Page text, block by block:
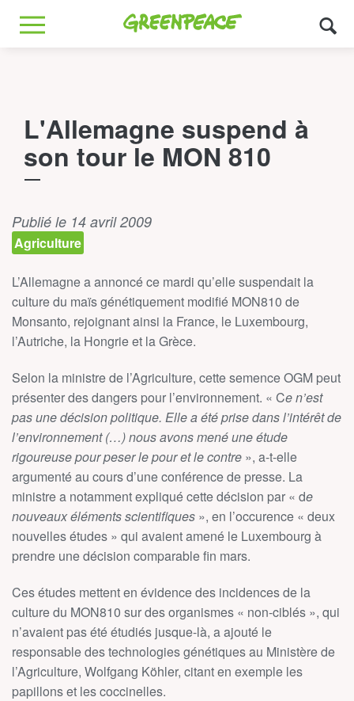
Greenpeace
MENU
L'Allemagne suspend à
son tour le MON 810
Publié le 14 avril 2009
Agriculture
L’Allemagne a annoncé ce mardi qu’elle suspendait la
culture du maïs génétiquement modifié MON810 de
Monsanto, rejoignant ainsi la France, le Luxembourg,
l’Autriche, la Hongrie et la Grèce.
Selon la ministre de l’Agriculture, cette semence OGM peut
présenter des dangers pour l’environnement. « Ce n’est
pas une décision politique. Elle a été prise dans l’intérêt de
l’environnement (…) nous avons mené une étude
rigoureuse pour peser le pour et le contre », a-t-elle
argumenté au cours d’une conférence de presse. La
ministre a notamment expliqué cette décision par « de
nouveaux éléments scientifiques », en l’occurence « deux
nouvelles études » qui avaient amené le Luxembourg à
prendre une décision comparable fin mars.
Ces études mettent en évidence des incidences de la
culture du MON810 sur des organismes « non-ciblés », qui
n’avaient pas été étudiés jusque-là, a ajouté le
responsable des technologies génétiques au Ministère de
l’Agriculture, Wolfgang Köhler, citant en exemple les
papillons et les coccinelles.